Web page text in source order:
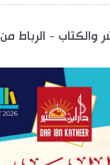
- الرباط من 1 - 10 مايو